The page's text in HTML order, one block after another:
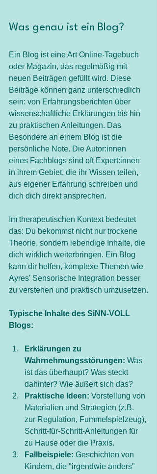
Was genau ist ein Blog?
Ein Blog ist eine Art Online-Tagebuch
oder Magazin, das regelmäßig mit
neuen Beiträgen gefüllt wird. Diese
Beiträge können ganz unterschiedlich
sein: von Erfahrungsberichten über
wissenschaftliche Erklärungen bis hin
zu praktischen Anleitungen. Das
Besondere an einem Blog ist die
persönliche Note. Die Autor:innen
eines Fachblogs sind oft Expert:innen
in ihrem Gebiet, die ihr Wissen teilen,
aus eigener Erfahrung schreiben und
dich dich direkt ansprechen.
Im therapeutischen Kontext bedeutet
das: Du bekommst nicht nur trockene
Theorie, sondern lebendige Inhalte, die
dich wirklich weiterbringen. Ein Blog
kann dir helfen, komplexe Themen wie
Ayres' Sensorische Integration besser
zu verstehen und praktisch umzusetzen.
Typische Inhalte des SiNN-VOLL
Blogs:
Erklärungen zu
Wahrnehmungsstörungen: Was
ist das überhaupt? Was steckt
dahinter? Wie äußert sich das?
Praktische Ideen: Vorstellung von
Materialien und Strategien (z.B.
zur Regulation, Fummelspielzeug),
Schritt-für-Schritt-Anleitungen für
zu Hause oder die Praxis.
Fallbeispiele: Geschichten von
Kindern, die "irgendwie anders"